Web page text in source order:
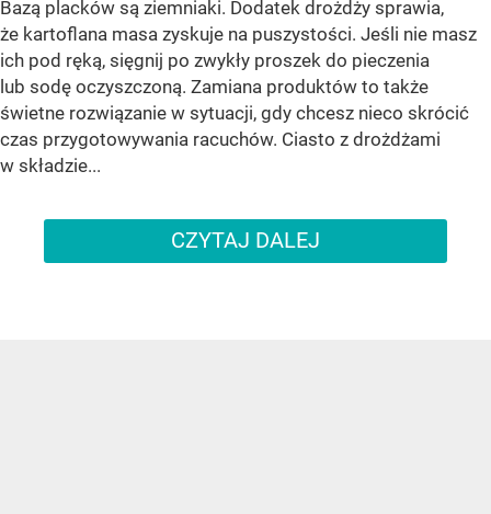
Bazą placków są ziemniaki. Dodatek drożdży sprawia,
że kartoflana masa zyskuje na puszystości. Jeśli nie masz
ich pod ręką, sięgnij po zwykły proszek do pieczenia
lub sodę oczyszczoną. Zamiana produktów to także
świetne rozwiązanie w sytuacji, gdy chcesz nieco skrócić
czas przygotowywania racuchów. Ciasto z drożdżami
w składzie...
CZYTAJ DALEJ